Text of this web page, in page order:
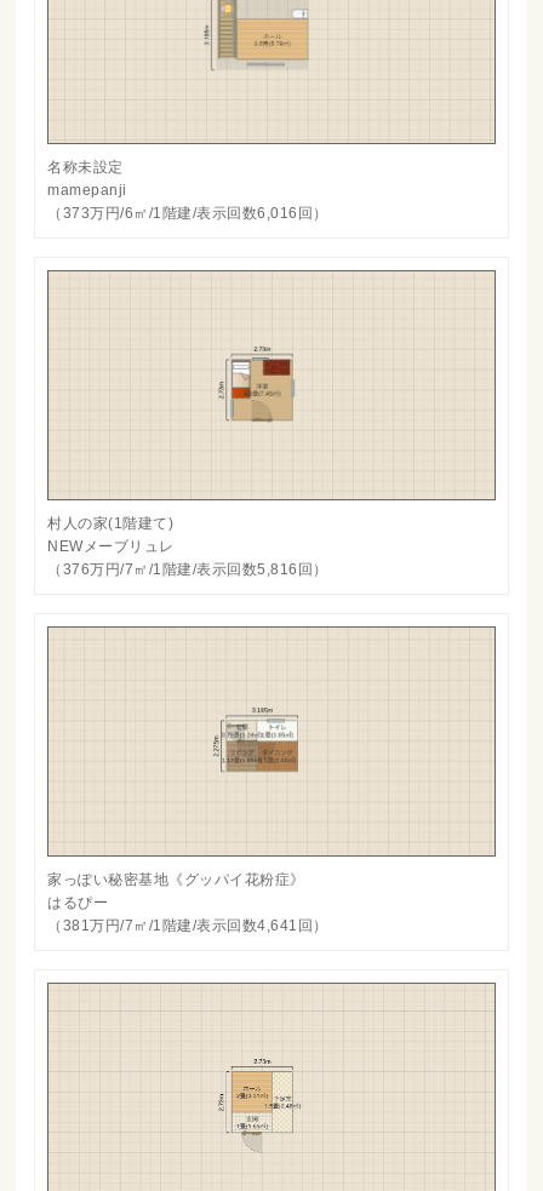
名称未設定
mamepanji
（373万円/6㎡/1階建/表示回数6,016回）
村人の家(1階建て)
NEWメーブリュレ
（376万円/7㎡/1階建/表示回数5,816回）
家っぽい秘密基地《グッパイ花粉症》
はるぴー
（381万円/7㎡/1階建/表示回数4,641回）